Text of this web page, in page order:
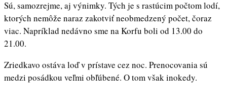
Sú, samozrejme, aj výnimky. Tých je s rastúcim počtom lodí,
ktorých nemôže naraz zakotviť neobmedzený počet, čoraz
viac. Napríklad nedávno sme na Korfu boli od 13.00 do
21.00.
Zriedkavo ostáva loď v prístave cez noc. Prenocovania sú
medzi posádkou veľmi obľúbené. O tom však inokedy.